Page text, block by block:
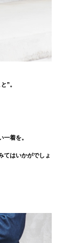
”。
着を。
てはいかがでしょ